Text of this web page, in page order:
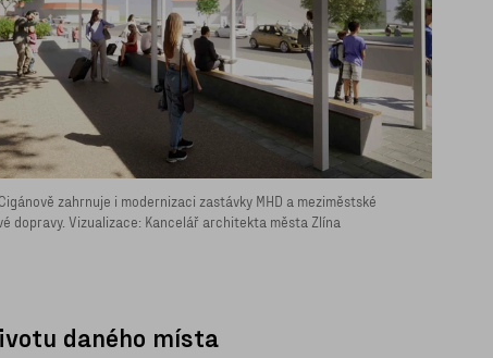
zahrnuje i modernizaci zastávky MHD a meziměstské
dopravy. Vizualizace: Kancelář architekta města Zlína
daného místa